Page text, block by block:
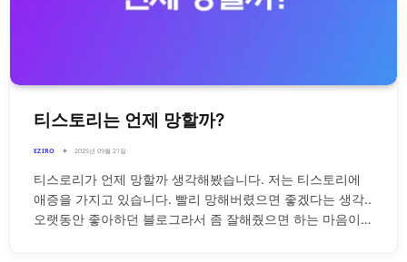
티스토리는 언제 망할까?
EZIRO 2025년 09월 21일
티스로리가 언제 망할까 생각해봤습니다. 저는 티스토리에
애증을 가지고 있습니다. 빨리 망해버렸으면 좋겠다는 생각..
오랫동안 좋아하던 블로그라서 좀 잘해줬으면 하는 마음이…